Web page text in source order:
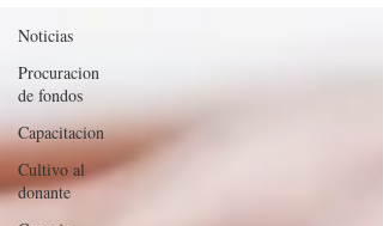
Noticias
Procuracion
de fondos
Capacitacion
Cultivo al
donante